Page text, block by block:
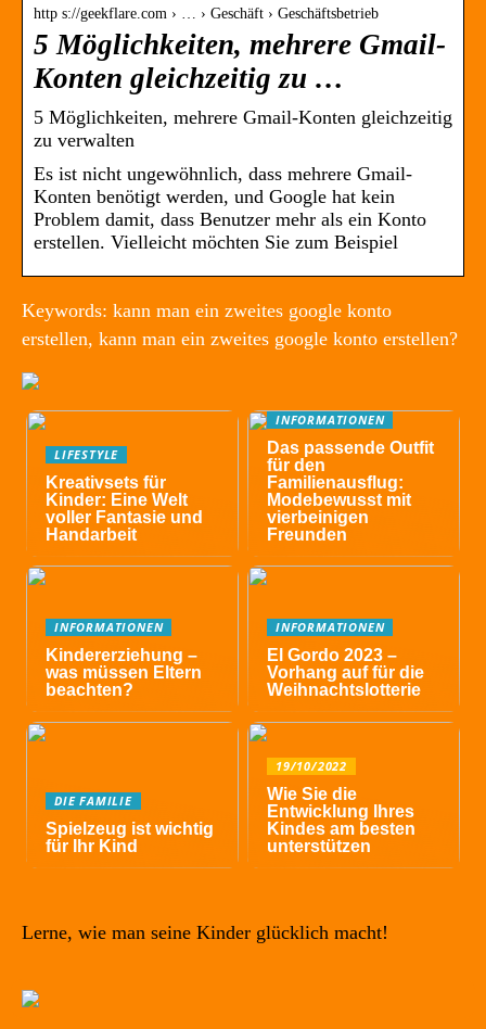
http s://geekflare.com › … › Geschäft › Geschäftsbetrieb
5 Möglichkeiten, mehrere Gmail-
Konten gleichzeitig zu …
5 Möglichkeiten, mehrere Gmail-Konten gleichzeitig
zu verwalten
Es ist nicht ungewöhnlich, dass mehrere Gmail-
Konten benötigt werden, und Google hat kein
Problem damit, dass Benutzer mehr als ein Konto
erstellen. Vielleicht möchten Sie zum Beispiel
Keywords: kann man ein zweites google konto
erstellen, kann man ein zweites google konto erstellen?
LIFESTYLE
Kreativsets für
Kinder: Eine Welt
voller Fantasie und
Handarbeit
INFORMATIONEN
Das passende Outfit
für den
Familienausflug:
Modebewusst mit
vierbeinigen
Freunden
INFORMATIONEN
Kindererziehung –
was müssen Eltern
beachten?
INFORMATIONEN
El Gordo 2023 –
Vorhang auf für die
Weihnachtslotterie
DIE FAMILIE
Spielzeug ist wichtig
für Ihr Kind
19/10/2022
Wie Sie die
Entwicklung Ihres
Kindes am besten
unterstützen
Lerne, wie man seine Kinder glücklich macht!